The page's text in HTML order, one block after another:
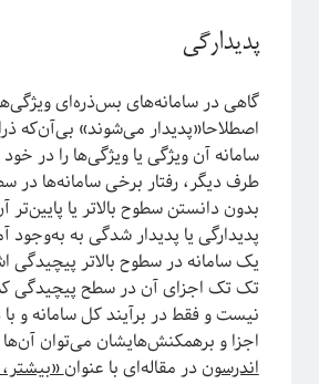
دوره «مقدمه‌ای بر بازبهنجارش»
پدیدارگی
گاهی در سامانه‌های بس‌ذره‌ای
اصطلاحا«پدیدار می‌شوند» بی‌آن‌که
سامانه آن ویژگی یا ویژگی‌ها را در
طرف دیگر، رفتار برخی سامانه‌ها در
بدون دانستن سطوح بالاتر یا
پدیدارگی یا پدیدار شدگی به
یک سامانه در سطوح بالاتر پیچیدگی
تک تک اجزای آن در سطح پیچیدگی
نیست و فقط در برآیند کل سامانه و
اجزا و برهمکنش‌هایشان می‌توان
اندرسوندر مقاله‌‌ای با عنوان